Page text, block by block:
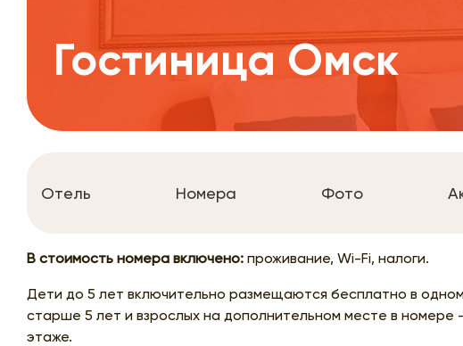
Гостиница Омск
Отель Номера Фото
В стоимость номера включено: проживание, Wi-Fi, налоги.
Дети до 5 лет включительно размещаются бесплатно в
старше 5 лет и взрослых на дополнительном месте в
этаже.